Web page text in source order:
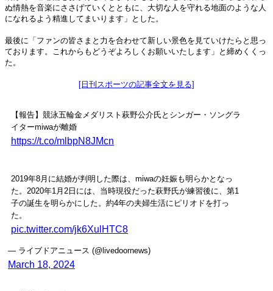
ぬ情熱を音楽にささげていくとともに、大切な人を守れる地面のような人
になれるよう精進してまいります」とした。
最後に「ファンの皆さまと力を合わせて新しい景色を見ていけたらと思っ
ております。これからもどうぞよろしくお願いいたします」と締めくくっ
た。
[日刊スポーツの記事全文を見る]
【報告】競泳五輪金メダリスト萩野公介氏とシンガー・ソングラ
イターmiwaが離婚
https://t.co/mlbpN8JMcn
2019年8月に結婚が判明した際は、miwaの妊娠も明らかとなっ
た。2020年1月2日には、当時現役だった萩野氏が練習後に、第1
子の誕生を明らかにした。約4年の夫婦生活にピリオドを打っ
た。
pic.twitter.com/jk6XulHTC8
— ライブドアニュース (@livedoornews)
March 18, 2024